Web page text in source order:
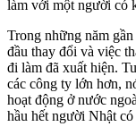
làm với một người có
Trong những năm
đầu thay đổi và việc
đi làm đã xuất hiện.
các công ty lớn hơn,
hoạt động ở nước
hầu hết người Nhật